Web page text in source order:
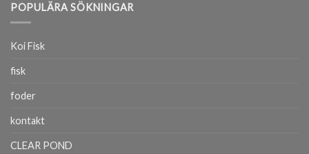
POPULÄRA SÖKNINGAR
Koi Fisk
fisk
foder
kontakt
CLEAR POND